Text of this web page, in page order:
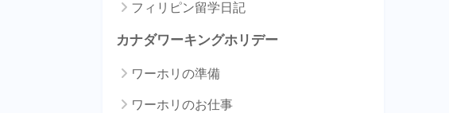
フィリピン留学日記
カナダワーキングホリデー
ワーホリの準備
ワーホリのお仕事